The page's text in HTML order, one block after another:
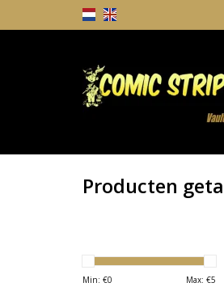
Producten
Min: €0 Max: €5